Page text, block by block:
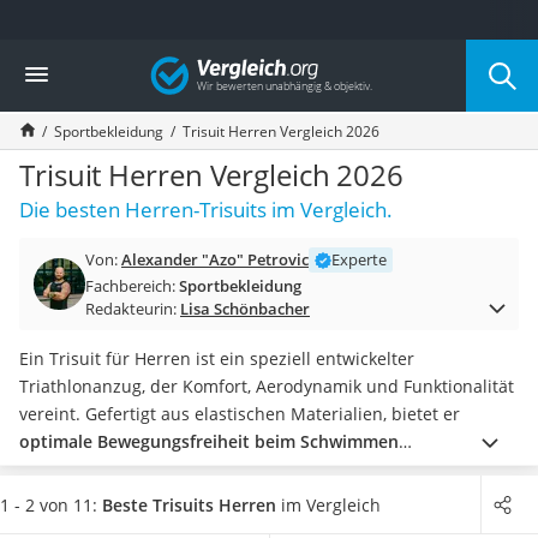
Die beliebtesten Vergleiche nach Kategorie
Freizeit & Sport
Gartentrampolin
Trampolin
Metalldetektor
Eufab-Fahrradträger
Trampolin 366 cm
Aluminium-Koffer
Futterboot
E-Bike-Dreirad
Trekkingschuhe Herren
Reisetasche mit Rollen
Klimmzugstation
Koffer
Nachtsichtgerät
Vergleich
Sportbekleidung Trisuit Herren Vergleich 2026
Trisuit Herren Vergleich 2026
Die besten Herren-Trisuits im Vergleich.
Von:Alexander "Azo" Petrovic
Experte
Fachbereich:Sportbekleidung
Redakteurin: Lisa Schönbacher
Ein Trisuit für Herren ist ein speziell entwickelter
Triathlonanzug, der Komfort, Aerodynamik und Funktionalität
vereint. Gefertigt aus elastischen Materialien, bietet er
optimale Bewegungsfreiheit beim Schwimmen
Atmungsaktivität beim Laufen und eine enganliegende
Passform auf dem Rad. Viele Online-Tests empfehlen einen
1 - 2 von 11: Beste Trisuits Herren im Vergleich